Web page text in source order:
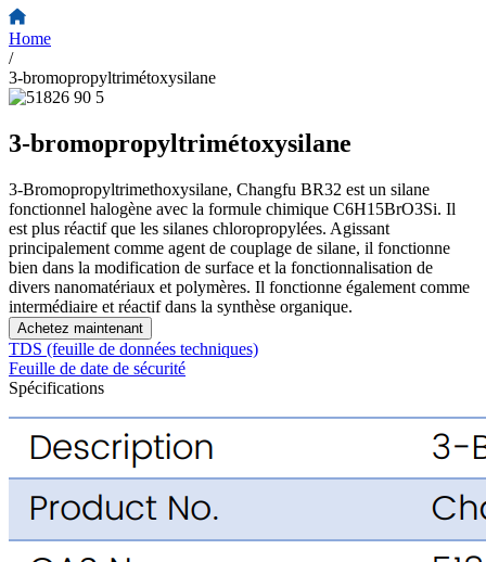
Home
/
3-bromopropyltrimétoxysilane
3-bromopropyltrimétoxysilane
3-Bromopropyltrimethoxysilane, Changfu BR32 est un silane
fonctionnel halogène avec la formule chimique C6H15BrO3Si. Il
est plus réactif que les silanes chloropropylées. Agissant
principalement comme agent de couplage de silane, il fonctionne
bien dans la modification de surface et la fonctionnalisation de
divers nanomatériaux et polymères. Il fonctionne également comme
intermédiaire et réactif dans la synthèse organique.
Achetez maintenant
TDS (feuille de données techniques)
Feuille de date de sécurité
Spécifications